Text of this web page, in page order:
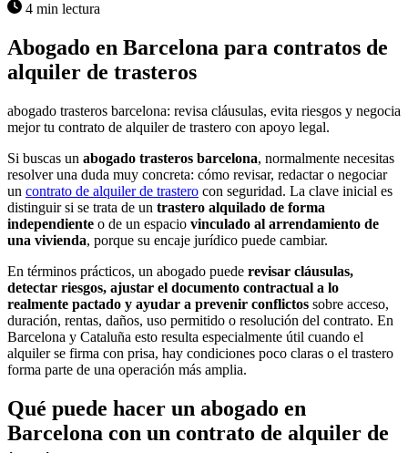
4 min lectura
Abogado en Barcelona para contratos de
alquiler de trasteros
abogado trasteros barcelona: revisa cláusulas, evita riesgos y negocia
mejor tu contrato de alquiler de trastero con apoyo legal.
Si buscas un abogado trasteros barcelona, normalmente necesitas
resolver una duda muy concreta: cómo revisar, redactar o negociar
un contrato de alquiler de trastero con seguridad. La clave inicial es
distinguir si se trata de un trastero alquilado de forma
independiente o de un espacio vinculado al arrendamiento de
una vivienda, porque su encaje jurídico puede cambiar.
En términos prácticos, un abogado puede revisar cláusulas,
detectar riesgos, ajustar el documento contractual a lo
realmente pactado y ayudar a prevenir conflictos sobre acceso,
duración, rentas, daños, uso permitido o resolución del contrato. En
Barcelona y Cataluña esto resulta especialmente útil cuando el
alquiler se firma con prisa, hay condiciones poco claras o el trastero
forma parte de una operación más amplia.
Qué puede hacer un abogado en
Barcelona con un contrato de alquiler de